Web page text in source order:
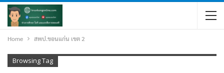
Home สพป.ขอนแก่น เขต 2
Browsing Tag